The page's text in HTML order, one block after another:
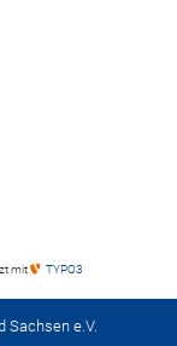
mit TYPO3
Sachsen e.V.